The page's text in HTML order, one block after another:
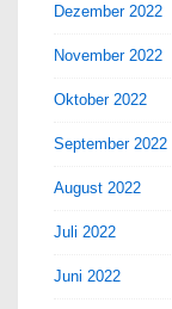
Dezember 2022
November 2022
Oktober 2022
September 2022
August 2022
Juli 2022
Juni 2022